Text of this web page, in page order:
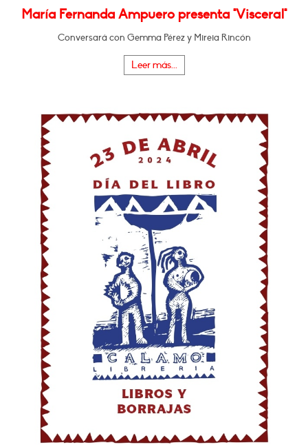
María Fernanda Ampuero presenta "Visceral"
Conversará con Gemma Pérez y Mireia Rincón
Leer más...